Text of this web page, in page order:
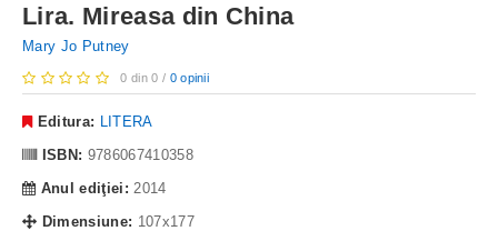
Lira. Mireasa din China
Mary Jo Putney
0 din 0 / 0 opinii
Editura: LITERA
ISBN: 9786067410358
Anul ediţiei: 2014
Dimensiune: 107x177